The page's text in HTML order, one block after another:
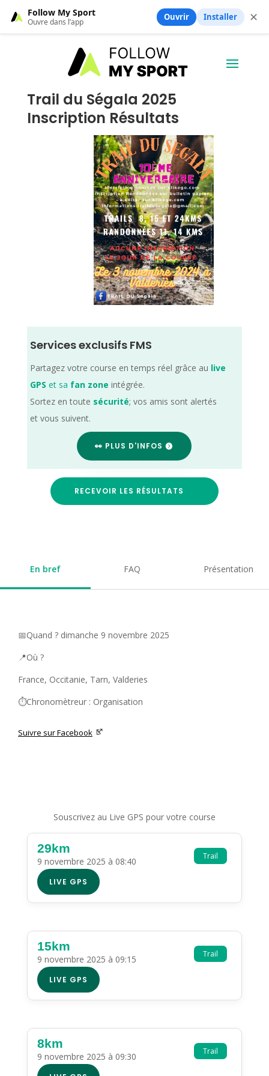
Trail du Ségala 2025
Inscription Résultats
Services exclusifs FMS
Partagez votre course en temps réel grâce au live
GPS et sa fan zone intégrée.
Sortez en toute sécurité; vos amis sont alertés
et vous suivent.
👀 PLUS D'INFOS
RECEVOIR LES RÉSULTATS
En bref FAQ Présentation
📅Quand ? dimanche 9 novembre 2025
📍Où ?
France, Occitanie, Tarn, Valderies
⏱️Chronomètreur : Organisation
Suivre sur Facebook
Souscrivez au Live GPS pour votre course
Trail
29km
9 novembre 2025 à 08:40
LIVE GPS
Trail
15km
9 novembre 2025 à 09:15
LIVE GPS
Trail
8km
9 novembre 2025 à 09:30
Follow My Sport
Ouvre dans l’app Ouvrir Installer ✕